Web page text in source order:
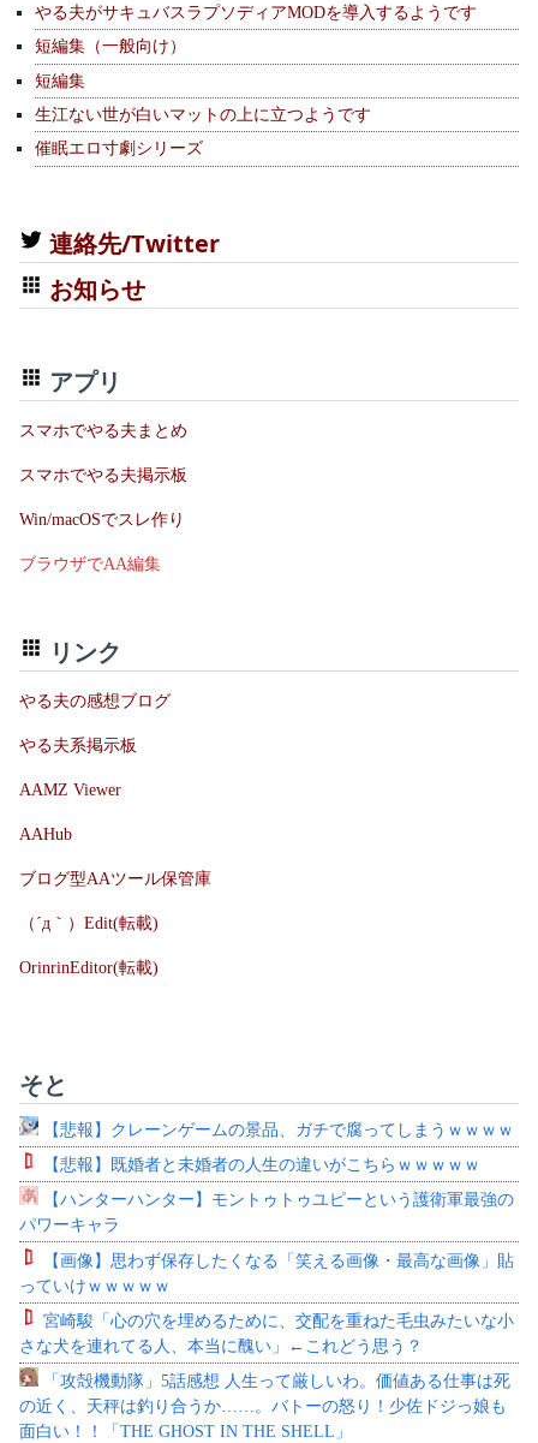
やる夫がサキュバスラプソディアMODを導入するようです
短編集（一般向け）
短編集
生江ない世が白いマットの上に立つようです
催眠エロ寸劇シリーズ
連絡先/Twitter
お知らせ
アプリ
スマホでやる夫まとめ
スマホでやる夫掲示板
Win/macOSでスレ作り
ブラウザでAA編集
リンク
やる夫の感想ブログ
やる夫系掲示板
AAMZ Viewer
AAHub
ブログ型AAツール保管庫
（´д｀）Edit(転載)
OrinrinEditor(転載)
そと
【悲報】クレーンゲームの景品、ガチで腐ってしまうｗｗｗｗ
【悲報】既婚者と未婚者の人生の違いがこちらｗｗｗｗｗ
【ハンターハンター】モントゥトゥユピーという護衛軍最強の
パワーキャラ
【画像】思わず保存したくなる「笑える画像・最高な画像」貼
っていけｗｗｗｗｗ
宮崎駿「心の穴を埋めるために、交配を重ねた毛虫みたいな小
さな犬を連れてる人、本当に醜い」←これどう思う？
「攻殻機動隊」5話感想 人生って厳しいわ。価値ある仕事は死
の近く、天秤は釣り合うか……。バトーの怒り！少佐ドジっ娘も
面白い！！「THE GHOST IN THE SHELL」